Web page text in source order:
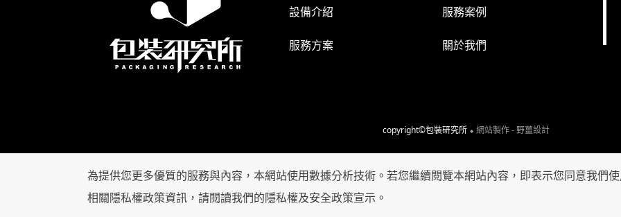
設備介紹 服務案例
服務方案 關於我們
copyright©包裝研究所 ⬥ 網站製作 - 野薑設計
為提供您更多優質的服務與內容，本網站使用數據分析技術。若您繼續閱覽本網站內容，即表示您同意我們
相關隱私權政策資訊，請閱讀我們的隱私權及安全政策宣示 。